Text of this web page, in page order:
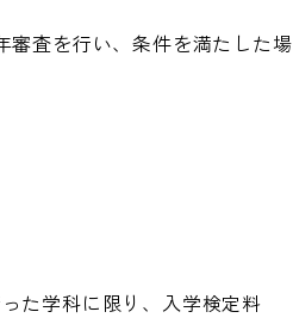
査を行い、条件を満たした場
た学科に限り、入学検定料